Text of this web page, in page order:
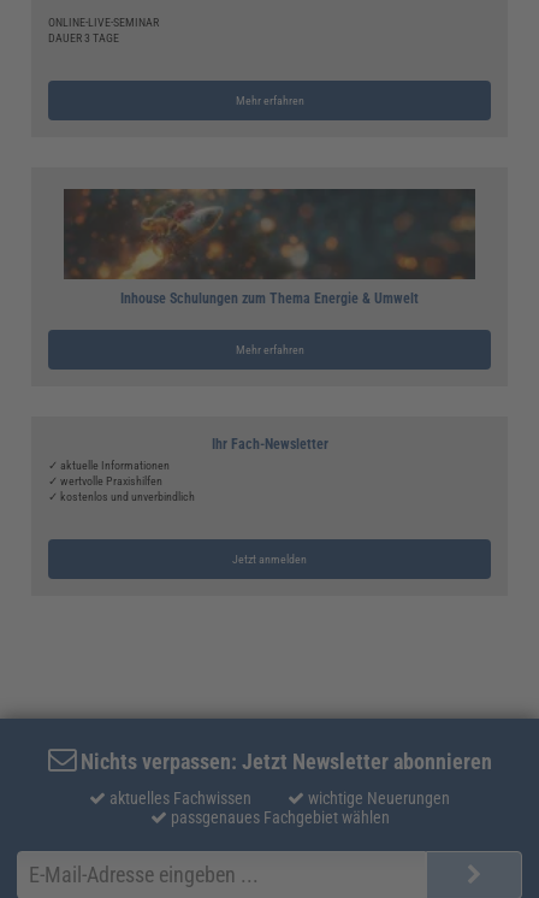
ONLINE-LIVE-SEMINAR
DAUER 3 TAGE
Mehr erfahren
Inhouse Schulungen zum Thema Energie & Umwelt
Mehr erfahren
Ihr Fach-Newsletter
✓ aktuelle Informationen
✓ wertvolle Praxishilfen
✓ kostenlos und unverbindlich
Jetzt anmelden
Nichts verpassen: Jetzt Newsletter abonnieren
aktuelles Fachwissen
wichtige Neuerungen
passgenaues Fachgebiet wählen